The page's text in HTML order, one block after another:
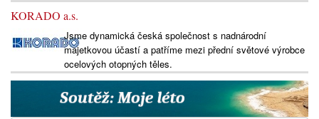
KORADO a.s.
Jsme dynamická česká společnost s nadnárodní
majetkovou účastí a patříme mezi přední světové výrobce
ocelových otopných těles.